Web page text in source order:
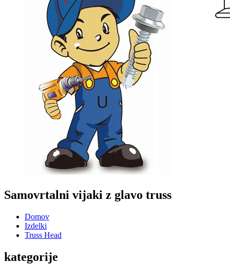
Samovrtalni vijaki z glavo truss
Domov
Izdelki
Truss Head
kategorije